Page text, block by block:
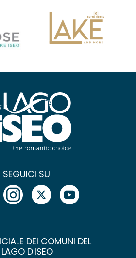
SEGUICI SU:
DEI COMUNI DEL
LAGO D'ISEO